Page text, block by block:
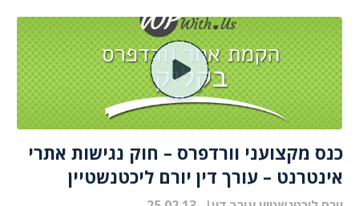
כנס מקצועני וורדפרס – חוק נגישות אתרי
אינטרנט – עורך דין יורם ליכטנשטיין